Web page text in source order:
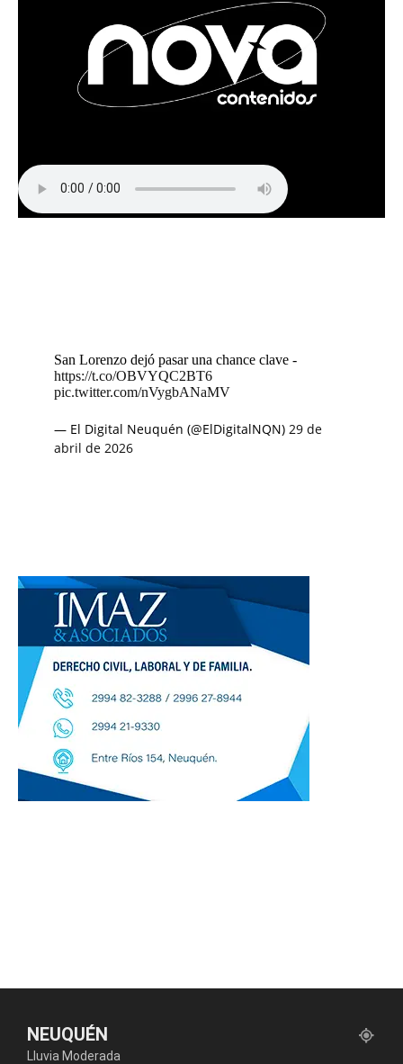
San Lorenzo dejó pasar una chance clave -
https://t.co/OBVYQC2BT6
pic.twitter.com/nVygbANaMV
— El Digital Neuquén (@ElDigitalNQN) 29 de
abril de 2026
NEUQUÉN
Lluvia Moderada